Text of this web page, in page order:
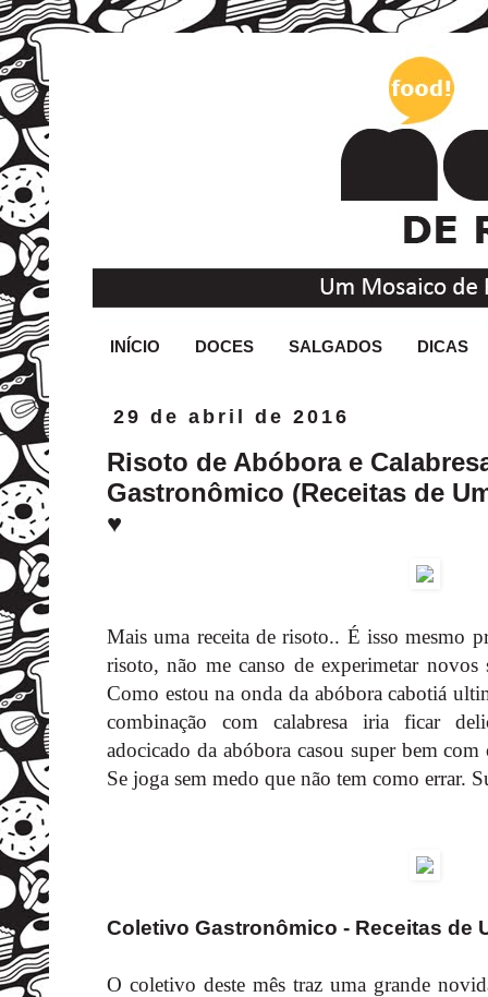
INÍCIO DOCES SALGADOS DICAS
29 de abril de 2016
Risoto de Abóbora e
Gastronômico (Receitas de
♥
Mais uma receita de risoto.. É isso mesmo
risoto, não me canso de experimetar novos
Como estou na onda da abóbora cabotiá
combinação com calabresa iria ficar
adocicado da abóbora casou super bem
Se joga sem medo que não tem como errar.
Coletivo Gastronômico - Receitas de
O coletivo deste mês traz uma grande